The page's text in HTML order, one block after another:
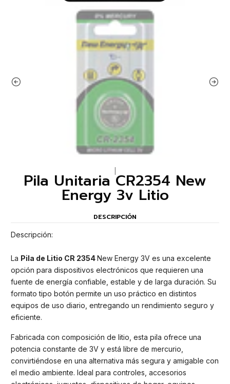
Pila Unitaria CR2354 New
Energy 3v Litio
DESCRIPCIÓN
Descripción:
La Pila de Litio CR 2354New Energy 3V es una excelente
opción para dispositivos electrónicos que requieren una
fuente de energía confiable, estable y de larga duración. Su
formato tipo botón permite un uso práctico en distintos
equipos de uso diario, entregando un rendimiento seguro y
eficiente.
Fabricada con composición de litio, esta pila ofrece una
potencia constante de 3V y está libre de mercurio,
convirtiéndose en una alternativa más segura y amigable con
el medio ambiente. Ideal para controles, accesorios